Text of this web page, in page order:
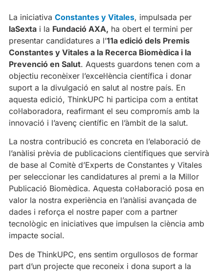
La iniciativa Constantes y Vitales, impulsada per
laSexta i la Fundació AXA, ha obert el termini per
presentar candidatures a l’11a edició dels Premis
Constantes y Vitales a la Recerca Biomèdica i la
Prevenció en Salut. Aquests guardons tenen com a
objectiu reconèixer l’excel·lència científica i donar
suport a la divulgació en salut al nostre país. En
aquesta edició, ThinkUPC hi participa com a entitat
col·laboradora, reafirmant el seu compromís amb la
innovació i l’avenç científic en l’àmbit de la salut.
La nostra contribució es concreta en l’elaboració de
l’anàlisi prèvia de publicacions científiques que servirà
de base al Comitè d’Experts de Constantes y Vitales
per seleccionar les candidatures al premi a la Millor
Publicació Biomèdica. Aquesta col·laboració posa en
valor la nostra experiència en l’anàlisi avançada de
dades i reforça el nostre paper com a partner
tecnològic en iniciatives que impulsen la ciència amb
impacte social.
Des de ThinkUPC, ens sentim orgullosos de formar
part d’un projecte que reconeix i dona suport a la